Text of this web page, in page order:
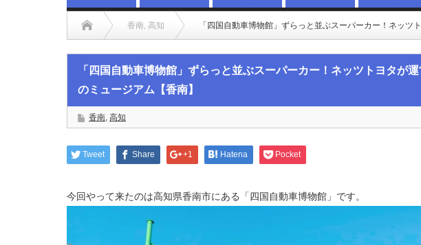
香南, 高知 「四国自動車博物館」ずらっと並ぶスーパーカー！ネッツ
「四国自動車博物館」ずらっと並ぶスーパーカー！ネッツトヨタが
のミュージアム【香南】
香南, 高知
Tweet Share +1 Hatena Pocket
今回やって来たのは高知県香南市にある「四国自動車博物館」です。